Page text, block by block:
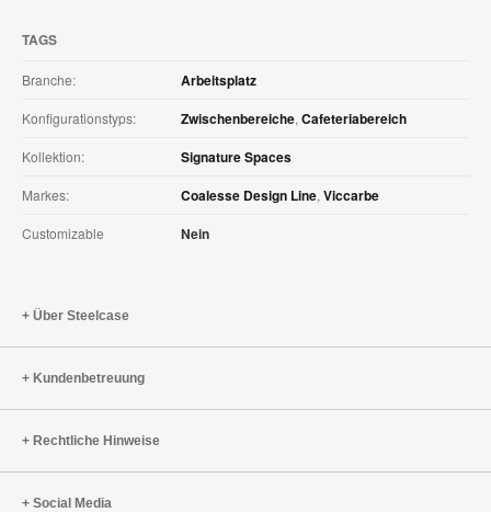
TAGS
Branche: Arbeitsplatz
Konfigurationstyps: Zwischenbereiche, Cafeteriabereich
Kollektion: Signature Spaces
Markes: Coalesse Design Line, Viccarbe
Customizable Nein
Über Steelcase
Kundenbetreuung
Rechtliche Hinweise
Social Media